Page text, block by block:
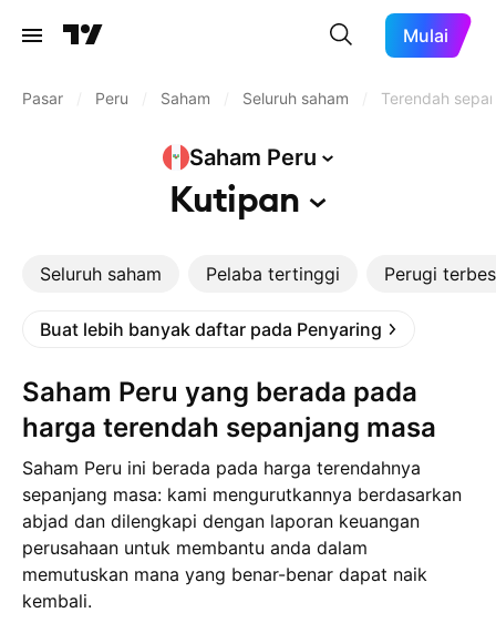
Mulai
Pasar Peru Saham Seluruh saham Terendah
Saham Peru
Kutipan
Seluruh saham Pelaba tertinggi Perugi
Buat lebih banyak daftar pada Penyaring
Saham Peru yang berada pada
harga terendah sepanjang masa
Saham Peru ini berada pada harga terendahnya
sepanjang masa: kami mengurutkannya berdasarkan
abjad dan dilengkapi dengan laporan keuangan
perusahaan untuk membantu anda dalam
memutuskan mana yang benar-benar dapat naik
kembali.